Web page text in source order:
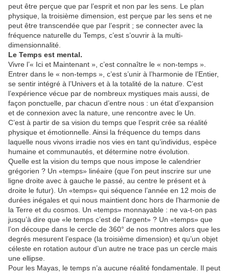
peut être perçue que par l’esprit et non par les sens. Le plan
physique, la troisième dimension, est perçue par les sens et ne
peut être transcendée que par l’esprit ; se connecter avec la
fréquence naturelle du Temps, c’est s’ouvrir à la multi-
dimensionnalité.
Le Temps est mental.
Vivre l’« Ici et Maintenant », c’est connaître le « non-temps ».
Entrer dans le « non-temps », c’est s’unir à l’harmonie de l’Entier,
se sentir intégré à l’Univers et à la totalité de la nature. C’est
l’expérience vécue par de nombreux mystiques mais aussi, de
façon ponctuelle, par chacun d’entre nous : un état d’expansion
et de connexion avec la nature, une rencontre avec le Un.
C’est à partir de sa vision du temps que l’esprit crée sa réalité
physique et émotionnelle. Ainsi la fréquence du temps dans
laquelle nous vivons irradie nos vies en tant qu’individus, espèce
humaine et communautés, et détermine notre évolution.
Quelle est la vision du temps que nous impose le calendrier
grégorien ? Un «temps» linéaire (que l’on peut inscrire sur une
ligne droite avec à gauche le passé, au centre le présent et à
droite le futur). Un «temps» qui séquence l’année en 12 mois de
durées inégales et qui nous maintient donc hors de l’harmonie de
la Terre et du cosmos. Un «temps» monnayable : ne va-t-on pas
jusqu’à dire que «le temps c’est de l’argent» ? Un «temps» que
l’on découpe dans le cercle de 360° de nos montres alors que les
degrés mesurent l’espace (la troisième dimension) et qu’un objet
céleste en rotation autour d’un autre ne trace pas un cercle mais
une ellipse.
Pour les Mayas, le temps n’a aucune réalité fondamentale. Il peut